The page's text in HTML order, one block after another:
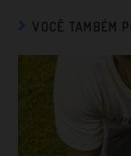
VOCÊ TAMBÉM